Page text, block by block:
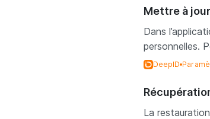
Mettre à
Dans
personnelles.
DeepID
La